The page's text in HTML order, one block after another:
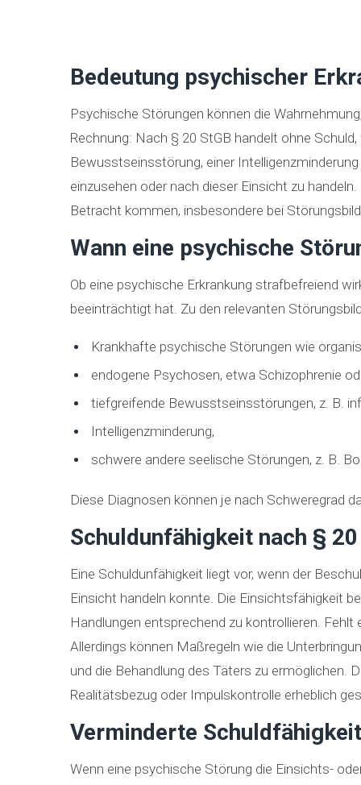
Bedeutung psychischer
Psychische Störungen können die
Rechnung: Nach § 20 StGB handelt ohne
Bewusstseinsstörung, einer
einzusehen oder nach dieser Einsicht zu
Betracht kommen, insbesondere bei
Wann eine psychische
Ob eine psychische Erkrankung strafbefreiend
beeinträchtigt hat. Zu den relevanten
Krankhafte psychische Störungen wie
endogene Psychosen, etwa Schizophrenie
tiefgreifende Bewusstseinsstörungen, z. B.
Intelligenzminderung,
schwere andere seelische Störungen, z. B.
Diese Diagnosen können je nach Schweregrad
Schuldunfähigkeit nach § 20
Eine Schuldunfähigkeit liegt vor, wenn der
Einsicht handeln konnte. Die Einsichtsfähigkeit
Handlungen entsprechend zu kontrollieren.
Allerdings können Maßregeln wie die
und die Behandlung des Täters zu ermöglichen.
Realitätsbezug oder Impulskontrolle erheblich
Verminderte
Wenn eine psychische Störung die Einsichts-